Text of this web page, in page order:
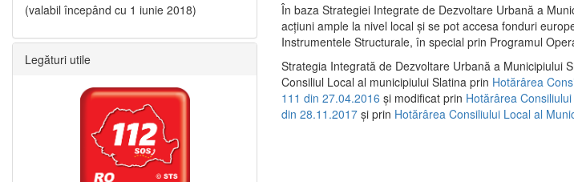
În baza Strategiei Integrate de Dezvoltare Urbană a
acţiuni ample la nivel local şi se pot accesa fonduri
Instrumentele Structurale, în special prin Programul
Strategia Integrată de Dezvoltare Urbană a Municipiului
Consiliul Local al municipiului Slatina prin Hotărârea
111 din 27.04.2016 și modificat prin Hotărârea
din 28.11.2017 și prin Hotărârea Consiliului Local al
(valabil începând cu 1 iunie 2018)
Legături utile